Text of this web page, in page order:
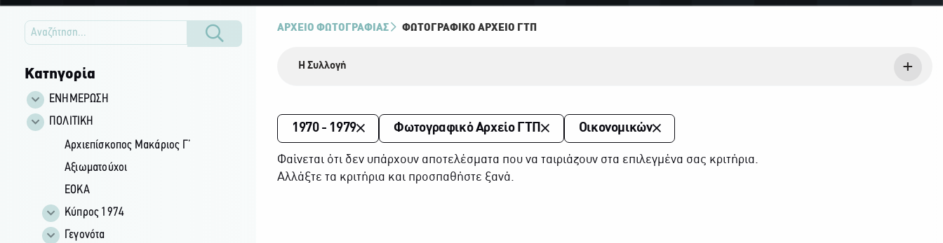
Κατηγορία
ΕΝΗΜΕΡΩΣΗ
ΠΟΛΙΤΙΚΗ
Αρχιεπίσκοπος Μακάριος Γ’
Αξιωματούχοι
ΕΟΚΑ
Κύπρος 1974
Γεγονότα
ΑΡΧΕΙΟ ΦΩΤΟΓΡΑΦΙΑΣ ΦΩΤΟΓΡΑΦΙΚΌ ΑΡΧΕΊΟ ΓΤΠ
Η Συλλογή
1970 - 1979 Φωτογραφικό Αρχείο ΓΤΠ Οικονομικών
Φαίνεται ότι δεν υπάρχουν αποτελέσματα που να ταιριάζουν στα επιλεγμένα σας κριτήρια.
Αλλάξτε τα κριτήρια και προσπαθήστε ξανά.